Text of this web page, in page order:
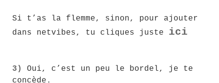
Si t’as la flemme, sinon, pour ajouter
dans netvibes, tu cliques juste ici
3)
Oui, c’est un peu le bordel, je te
concède.